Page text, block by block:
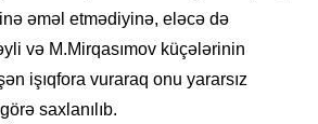
əməl etmədiyinə, eləcə də
və M.Mirqasımov küçələrinin
işıqfora vuraraq onu yararsız
saxlanılıb.